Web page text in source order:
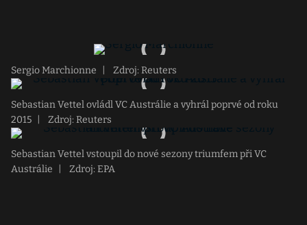
Sergio Marchionne Zdroj: Reuters
Sebastian Vettel ovládl VC Austrálie a vyhrál poprvé od roku
2015
Zdroj: Reuters
Sebastian Vettel vstoupil do nové sezony triumfem při VC
Austrálie
Zdroj: EPA